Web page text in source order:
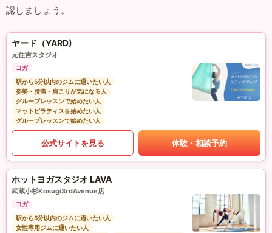
認しましょう。
ヤード（YARD)
元住吉スタジオ
ヨガ
駅から5分以内のジムに通いたい人
姿勢・腰痛・肩こりが気になる人
グループレッスンで始めたい人
マットピラティスを始めたい人
グループレッスンで始めたい人
公式サイトを見る 体験・相談予約
ホットヨガスタジオ LAVA
武蔵小杉Kosugi3rdAvenue店
ヨガ
駅から5分以内のジムに通いたい人
女性専用ジムに通いたい人